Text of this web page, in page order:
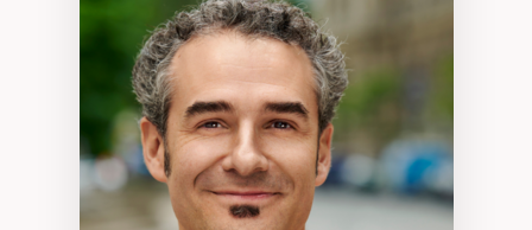
Économie circulaire
Modèles d’affaires durables
Histoire des faits économiques
Gestion durable des ressources naturelles
Écologie industrielle
Aménagement durable du territoire
Développement régional
Coopératives
Télétravail en milieu rural francophone
Transition socio-écologique